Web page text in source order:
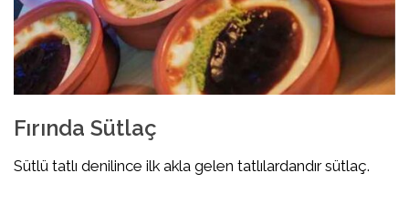
Fırında Sütlaç
Sütlü tatlı denilince ilk akla gelen tatlılardandır sütlaç.